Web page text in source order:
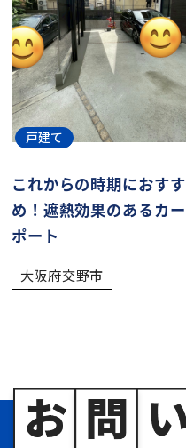
戸建て
これからの時期におすす
め！遮熱効果のあるカー
ポート
大阪府交野市